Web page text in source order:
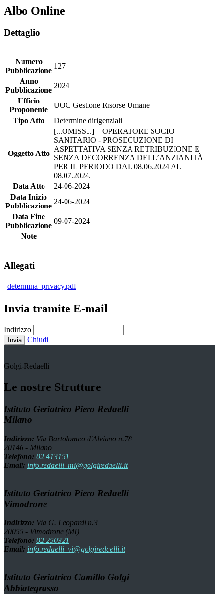
Albo Online
Dettaglio
Numero
Pubblicazione
127
Anno
Pubblicazione
2024
Ufficio
Proponente
UOC Gestione Risorse Umane
Tipo Atto
Determine dirigenziali
Oggetto Atto
[...OMISS...] – OPERATORE SOCIO
SANITARIO - PROSECUZIONE DI
ASPETTATIVA SENZA RETRIBUZIONE E
SENZA DECORRENZA DELL’ANZIANITÀ
PER IL PERIODO DAL 08.06.2024 AL
08.07.2024.
Data Atto
24-06-2024
Data Inizio
Pubblicazione
24-06-2024
Data Fine
Pubblicazione
09-07-2024
Note
Allegati
determina_privacy.pdf
Invia tramite E-mail
Indirizzo
Invia Chiudi
Golgi-Redaelli
Le nostre Strutture
Istituto Geriatrico Piero Redaelli
Milano
Indirizzo: Via Bartolomeo d'Alviano n.78
20146 - Milano
Telefono: 02 413151
Email: info.redaelli_mi@golgiredaelli.it
Istituto Geriatrico Piero Redaelli
Vimodrone
Indirizzo: Via G. Leopardi n.3
20055 - Vimodrone (MI)
Telefono: 02 250321
Email: info.redaelli_vi@golgiredaelli.it
Istituto Geriatrico Camillo Golgi
Abbiategrasso